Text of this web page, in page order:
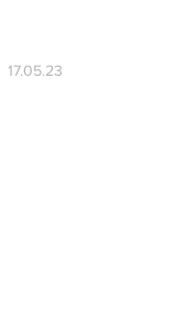
17.05.23